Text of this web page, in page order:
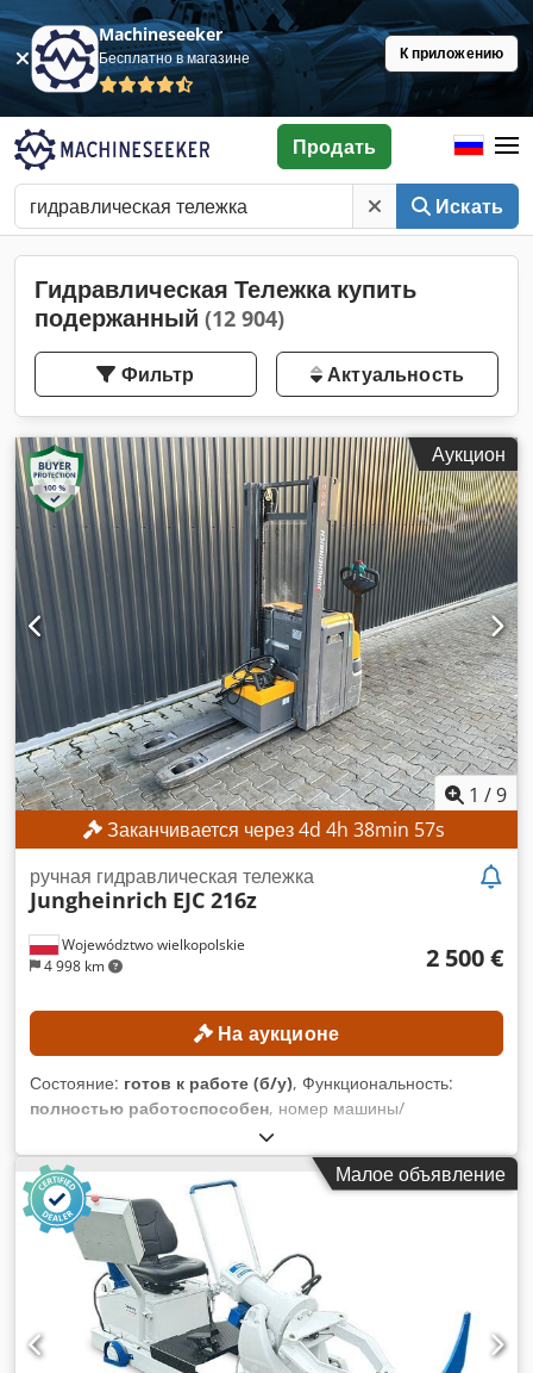
Machineseeker
Бесплатно в магазине К приложению
Искать
Продать
Гидравлическая Тележка купить
подержанный (12 904)
Фильтр Актуальность
Аукцион
1 /9
Заканчивается через4d 4h 38min 55s
Województwo wielkopolskie
4 998 km
ручная гидравлическая тележка
Jungheinrich EJC 216z
2 500 €
На аукционе
Состояние: готов к работе (б/у), Функциональность:
полностью работоспособен, номер машины/
90621285
моточасы:560 h, высота подъема:2 800 мм, строительная
высота:
, Минимальная цена отсутствует –
гарантированная продажа по самой высокой ставке!
ТЕХНИЧЕСКИЕ ХАРАКТЕРИСТИКИ Высота подъема: 2800
мм Габаритная высота: 1950 мм ХАРАКТЕРИСТИКИ
МАШИНЫ Тип мачты: стандартная мачта Тип
аккумулятора: литий-ионный аккумулятор Наработка: 560
часов КОМПЛЕКТАЦИЯ Dcodpfszrlw Aex Aizek Начальный
подъем Зарядное устройство Внешний идентификатор:
Малое объявление